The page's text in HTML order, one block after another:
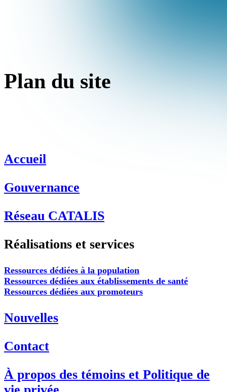
Plan du site
Accueil
Gouvernance
Réseau CATALIS
Réalisations et services
Ressources dédiées à la population
Ressources dédiées aux établissements de santé
Ressources dédiées aux promoteurs
Nouvelles
Contact
À propos des témoins et Politique de